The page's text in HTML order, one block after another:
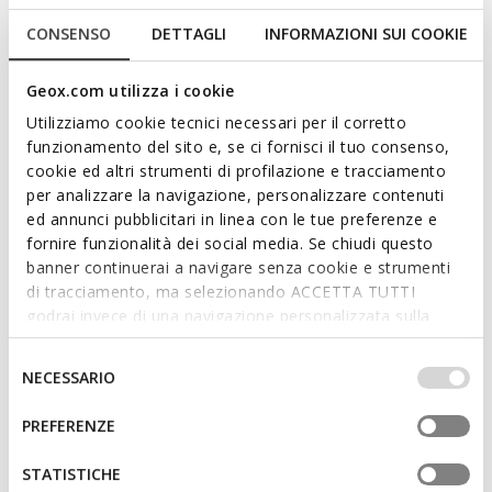
CONSENSO DETTAGLI INFORMAZIONI SUI COOKIE
Geox.com utilizza i cookie
Utilizziamo cookie tecnici necessari per il corretto
funzionamento del sito e, se ci fornisci il tuo consenso,
cookie ed altri strumenti di profilazione e tracciamento
per analizzare la navigazione, personalizzare contenuti
ed annunci pubblicitari in linea con le tue preferenze e
fornire funzionalità dei social media. Se chiudi questo
banner continuerai a navigare senza cookie e strumenti
di tracciamento, ma selezionando ACCETTA TUTTI
godrai invece di una navigazione personalizzata sulla
base dei tuoi gusti ed interessi. Selezionando
IMPOSTAZIONI potrai anche scegliere quali cookies ed
altri strumenti di tracciamento autorizzare. Per maggiori
informazioni o per modificare in qualsiasi momento le
tue impostazioni, visita la nostra
del
consenso
NECESSARIO
PREFERENZE
STATISTICHE
IUPIDOO BABY
Peuterschoenen met bandjes
€34,77
2 KLEUREN
Price reduced from
to
IUPIDOO BABY
Peuterschoenen met bandjes
€34,77
Price reduced from
to